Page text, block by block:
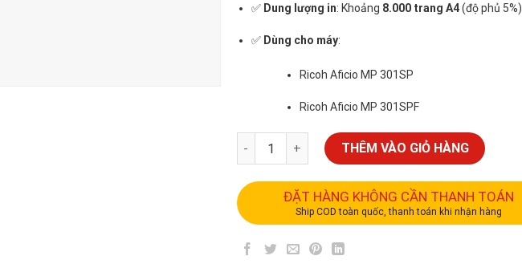
✅ Dung lượng in: Khoảng 8.000 trang A4(độ phủ 5%)
✅ Dùng cho máy:
Ricoh Aficio MP 301SP
Ricoh Aficio MP 301SPF
THÊM VÀO GIỎ HÀNG
ĐẶT HÀNG KHÔNG CẦN THANH TOÁN
Ship COD toàn quốc, thanh toán khi nhận hàng